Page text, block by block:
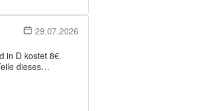
29.07.2026
in D kostet 8€.
dieses
oder per